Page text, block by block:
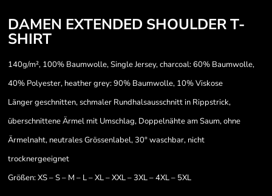
DAMEN EXTENDED SHOULDER T-
SHIRT
140g/m², 100% Baumwolle, Single Jersey, charcoal: 60% Baumwolle,
40% Polyester, heather grey: 90% Baumwolle, 10% Viskose
Länger geschnitten, schmaler Rundhalsausschnitt in Rippstrick,
überschnittene Ärmel mit Umschlag, Doppelnähte am Saum, ohne
Ärmelnaht, neutrales Grössenlabel, 30° waschbar, nicht
trocknergeeignet
Größen: XS – S – M – L – XL – XXL – 3XL – 4XL – 5XL